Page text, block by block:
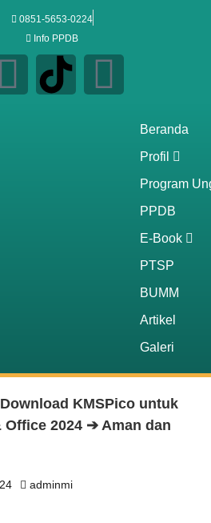
0851-5653-0224
Info PPDB
Beranda
Profil
Program
PPDB
E-Book
PTSP
BUMM
Artikel
Galeri
KMSPico untuk
2024 ➔ Aman dan
adminmi